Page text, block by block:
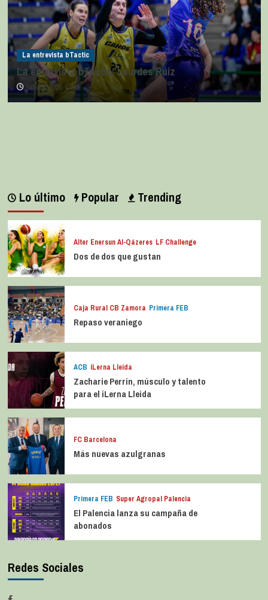
Lo último Popular Trending
Alter Enersun Al-Qázeres LF Challenge
Dos de dos que gustan
Caja Rural CB Zamora Primera FEB
Repaso veraniego
ACB iLerna Lleida
Zacharie Perrin, músculo y talento
para el iLerna Lleida
FC Barcelona
Más nuevas azulgranas
Primera FEB Super Agropal Palencia
El Palencia lanza su campaña de
abonados
Redes Sociales